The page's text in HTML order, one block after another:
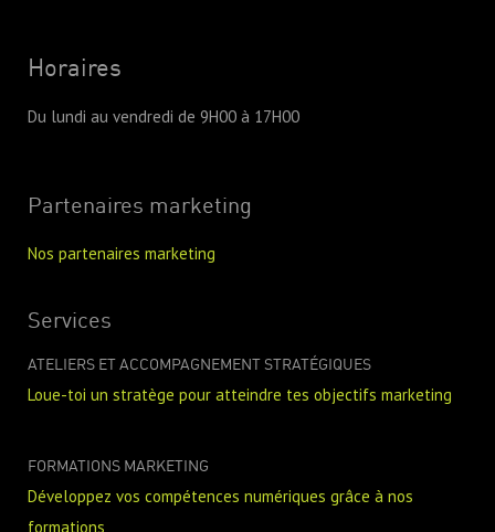
Horaires
Du lundi au vendredi de 9H00 à 17H00
Partenaires marketing
Nos partenaires marketing
Services
ATELIERS ET ACCOMPAGNEMENT STRATÉGIQUES
Loue-toi un stratège pour atteindre tes objectifs marketing
FORMATIONS MARKETING
Développez vos compétences numériques grâce à nos
formations